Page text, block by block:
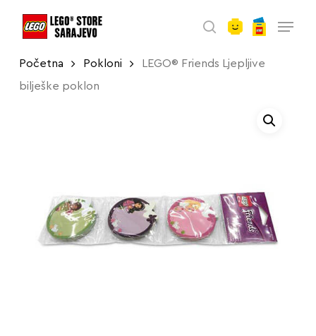
search
Početna Pokloni LEGO® Friends Ljepljive
bilješke poklon